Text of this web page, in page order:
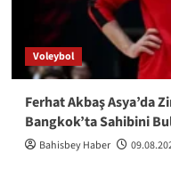
Voleybol
Ferhat Akbaş Asya’da
Bangkok’ta Sahibini
Bahisbey Haber